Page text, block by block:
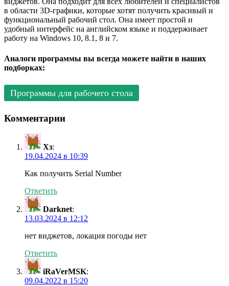
в области 3D-графики, которые хотят получить красивый и
функциональный рабочий стол. Она имеет простой и
удобный интерфейс на английском языке и поддерживает
работу на Windows 10, 8.1, 8 и 7.
Аналоги программы вы всегда можете найти в наших
подборках:
Программы для рабочего стола
Комментарии
Хз:
19.04.2024 в 10:39
Как получить Serial Number
Ответить
Darknet:
13.03.2024 в 12:12
нет виджетов, локация погоды нет
Ответить
iRaVerMSK:
09.04.2022 в 15:20